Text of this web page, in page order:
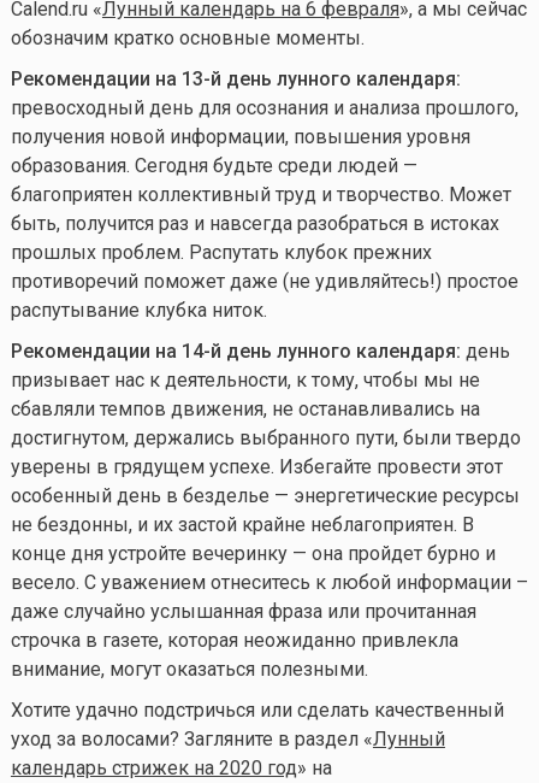
Calend.ru «Лунный календарь на 6 февраля», а мы сейчас
обозначим кратко основные моменты.
Рекомендации на 13-й день лунного календаря:
превосходный день для осознания и анализа прошлого,
получения новой информации, повышения уровня
образования. Сегодня будьте среди людей —
благоприятен коллективный труд и творчество. Может
быть, получится раз и навсегда разобраться в истоках
прошлых проблем. Распутать клубок прежних
противоречий поможет даже (не удивляйтесь!) простое
распутывание клубка ниток.
Рекомендации на 14-й день лунного календаря: день
призывает нас к деятельности, к тому, чтобы мы не
сбавляли темпов движения, не останавливались на
достигнутом, держались выбранного пути, были твердо
уверены в грядущем успехе. Избегайте провести этот
особенный день в безделье — энергетические ресурсы
не бездонны, и их застой крайне неблагоприятен. В
конце дня устройте вечеринку — она пройдет бурно и
весело. С уважением отнеситесь к любой информации –
даже случайно услышанная фраза или прочитанная
строчка в газете, которая неожиданно привлекла
внимание, могут оказаться полезными.
Хотите удачно подстричься или сделать качественный
уход за волосами? Загляните в раздел «Лунный
календарь стрижек на 2020 год» на